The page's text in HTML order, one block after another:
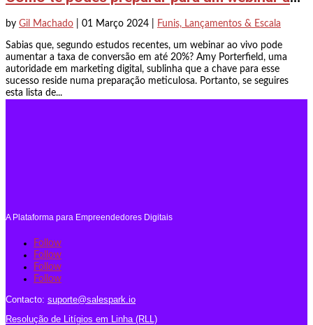
by Gil Machado 01 Março 2024 Funis, Lançamentos & Escala
Sabias que, segundo estudos recentes, um webinar ao vivo pode
aumentar a taxa de conversão em até 20%? Amy Porterfield, uma
autoridade em marketing digital, sublinha que a chave para esse
sucesso reside numa preparação meticulosa. Portanto, se seguires
esta lista de...
A Plataforma para Empreendedores Digitais
Follow
Follow
Follow
Follow
Contacto: suporte@salespark.io
Resolução de Litígios em Linha (RLL)